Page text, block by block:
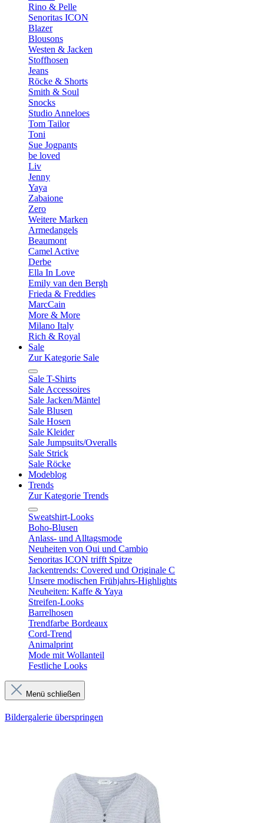
Rino & Pelle
Senoritas ICON
Blazer
Blousons
Westen & Jacken
Stoffhosen
Jeans
Röcke & Shorts
Smith & Soul
Snocks
Studio Anneloes
Tom Tailor
Toni
Sue Jogpants
be loved
Liv
Jenny
Yaya
Zabaione
Zero
Weitere Marken
Armedangels
Beaumont
Camel Active
Derbe
Ella In Love
Emily van den Bergh
Frieda & Freddies
MarcCain
More & More
Milano Italy
Rich & Royal
Sale
Zur Kategorie Sale
Sale T-Shirts
Sale Accessoires
Sale Jacken/Mäntel
Sale Blusen
Sale Hosen
Sale Kleider
Sale Jumpsuits/Overalls
Sale Strick
Sale Röcke
Modeblog
Trends
Zur Kategorie Trends
Sweatshirt-Looks
Boho-Blusen
Anlass- und Alltagsmode
Neuheiten von Oui und Cambio
Senoritas ICON trifft Spitze
Jackentrends: Covered und Originale C
Unsere modischen Frühjahrs-Highlights
Neuheiten: Kaffe & Yaya
Streifen-Looks
Barrelhosen
Trendfarbe Bordeaux
Cord-Trend
Animalprint
Mode mit Wollanteil
Festliche Looks
Menü schließen
Bildergalerie überspringen